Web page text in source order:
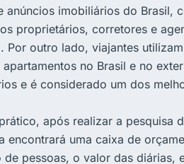
imobiliários do Brasil,
proprietários, corretores e
Por outro lado, viajantes
no Brasil e no
e é considerado um dos
após realizar a pesquisa
uma caixa de
pessoas, o valor das diárias,